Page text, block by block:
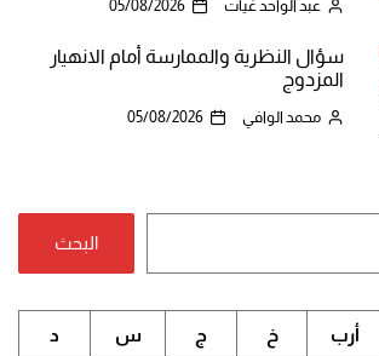
عبد الواحد غيات 05/08/2026
سؤال النظرية والممارسة أمام الانهيار
المزدوج
محمد الوافي 05/08/2026
البحث
أرب خ ج س د